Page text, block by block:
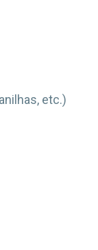
etc.)